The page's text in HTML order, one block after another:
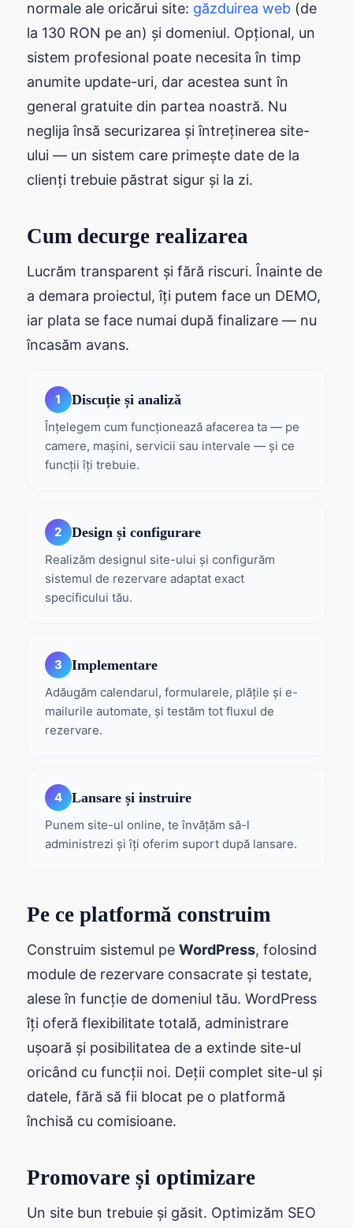
normale ale oricărui site: găzduirea web(de
la 130 RON pe an) și domeniul. Opțional, un
sistem profesional poate necesita în timp
anumite update-uri, dar acestea sunt în
general gratuite din partea noastră. Nu
neglija însă securizarea și întreținerea site-
ului — un sistem care primește date de la
clienți trebuie păstrat sigur și la zi.
Cum decurge realizarea
Lucrăm transparent și fără riscuri. Înainte de
a demara proiectul, îți putem face un DEMO,
iar plata se face numai după finalizare — nu
încasăm avans.
1 Discuție și analiză
Înțelegem cum funcționează afacerea ta — pe
camere, mașini, servicii sau intervale — și ce
funcții îți trebuie.
2 Design și configurare
Realizăm designul site-ului și configurăm
sistemul de rezervare adaptat exact
specificului tău.
3 Implementare
Adăugăm calendarul, formularele, plățile și e-
mailurile automate, și testăm tot fluxul de
rezervare.
4 Lansare și instruire
Punem site-ul online, te învățăm să-l
administrezi și îți oferim suport după lansare.
Pe ce platformă construim
Construim sistemul pe WordPress, folosind
module de rezervare consacrate și testate,
alese în funcție de domeniul tău. WordPress
îți oferă flexibilitate totală, administrare
ușoară și posibilitatea de a extinde site-ul
oricând cu funcții noi. Deții complet site-ul și
datele, fără să fii blocat pe o platformă
închisă cu comisioane.
Promovare și optimizare
Un site bun trebuie și găsit. Optimizăm SEO